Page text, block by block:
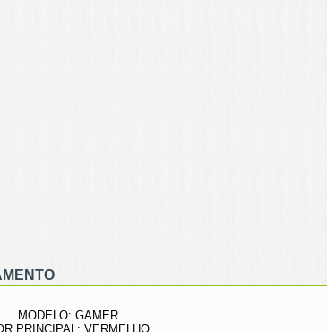
MODELO: GAMER
PRINCIPAL: VERMELHO